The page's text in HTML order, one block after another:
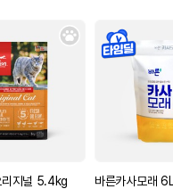
리지널 5.4kg
바른카사모래